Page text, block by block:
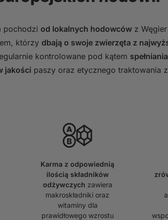
pochodzi od lokalnych hodowcówz Węgier
którzy dbają o swoje zwierzęta z
kontrolowane pod kątem
jakości paszy oraz etycznego traktowania
Karma z odpowiednią
ilością składników
odżywczych zawiera
makroskładniki oraz
witaminy dla
prawidłowego wzrostu